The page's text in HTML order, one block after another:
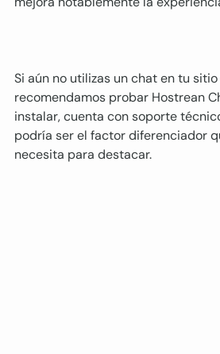
Si aún no utilizas un chat en tu
recomendamos probar Hostrean
instalar, cuenta con soporte
podría ser el factor diferenciador
necesita para destacar.